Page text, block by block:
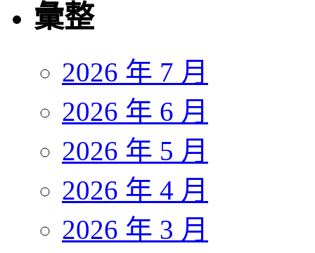
彙整
2026 年 7 月
2026 年 6 月
2026 年 5 月
2026 年 4 月
2026 年 3 月